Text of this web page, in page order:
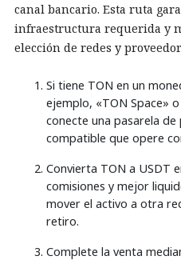
canal bancario. Esta ruta
infraestructura requerida y
elección de redes y
Si tiene TON en un
ejemplo, «TON Space»
conecte una pasarela
compatible que opere
Convierta TON a USDT
comisiones y mejor
mover el activo a otra
retiro.
Complete la venta